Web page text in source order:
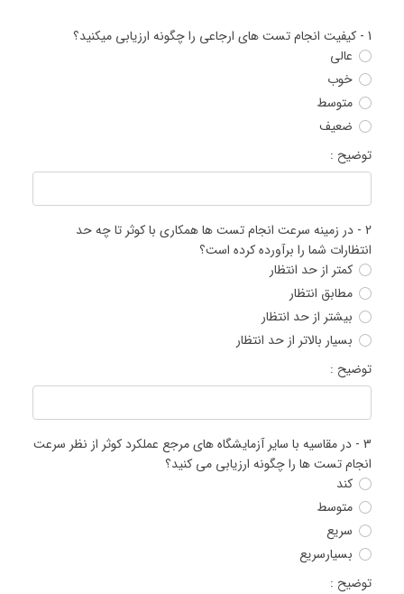
1 - کیفیت انجام تست های ارجاعی را چگونه ارزیابی میکنید؟
عالی
خوب
متوسط
ضعیف
توضیح :
2 - در زمینه سرعت انجام تست ها همکاری با کوثر تا چه حد
انتظارات شما را برآورده کرده است؟
کمتر از حد انتظار
مطابق انتظار
بیشتر از حد انتظار
بسیار بالاتر از حد انتظار
توضیح :
3 - در مقاسیه با سایر آزمایشگاه های مرجع عملکرد کوثر از نظر سرعت
انجام تست ها را چگونه ارزیابی می کنید؟
کند
متوسط
سریع
بسیارسریع
توضیح :